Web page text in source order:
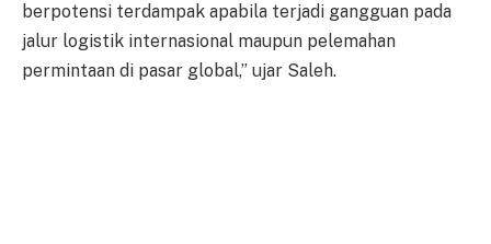
berpotensi terdampak apabila terjadi gangguan pada
jalur logistik internasional maupun pelemahan
permintaan di pasar global,” ujar Saleh.